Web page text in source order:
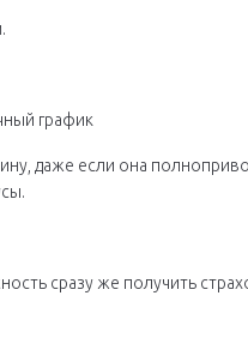
график
даже если она
сразу же получить